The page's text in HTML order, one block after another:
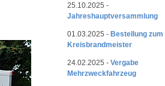
25.10.2025 -
Jahreshauptversammlung
01.03.2025 - Bestellung zum
Kreisbrandmeister
24.02.2025 - Vergabe
Mehrzweckfahrzeug